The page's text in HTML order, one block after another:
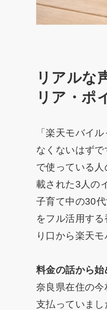
リアルな
リア・ポ
「楽天モバイ
なくないはず
で使っている
載された3人の
子育て中の30
をフル活用す
り口から楽天
料金の話から始
奈良県在住の
支払っていま